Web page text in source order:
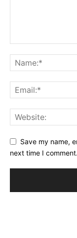
Save my name,
next time I comment.